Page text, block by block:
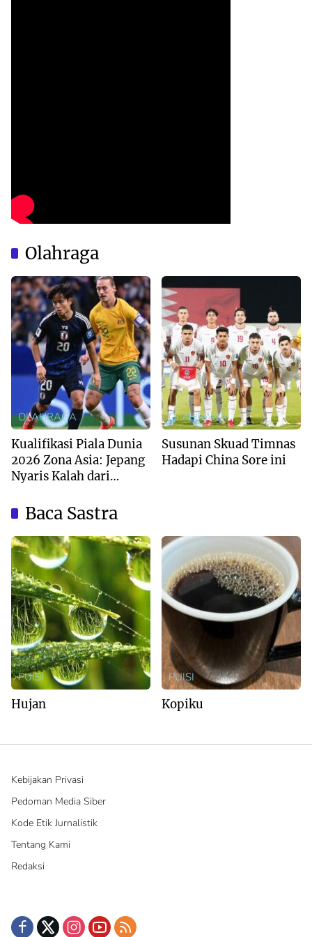
Olahraga
OLAHRAGA
Kualifikasi Piala Dunia
2026 Zona Asia: Jepang
Nyaris Kalah dari
OLAHRAGA
Susunan Skuad Timnas
Hadapi China Sore ini
Baca Sastra
PUISI
Hujan
PUISI
Kopiku
Kebijakan Privasi
Pedoman Media Siber
Kode Etik Jurnalistik
Tentang Kami
Redaksi